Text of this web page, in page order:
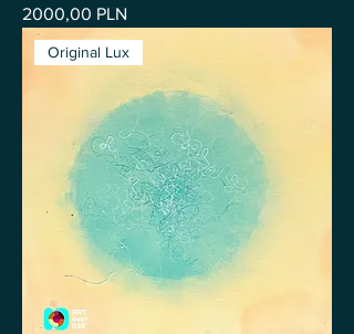
Precio
2000,00 PLN
Original Lux